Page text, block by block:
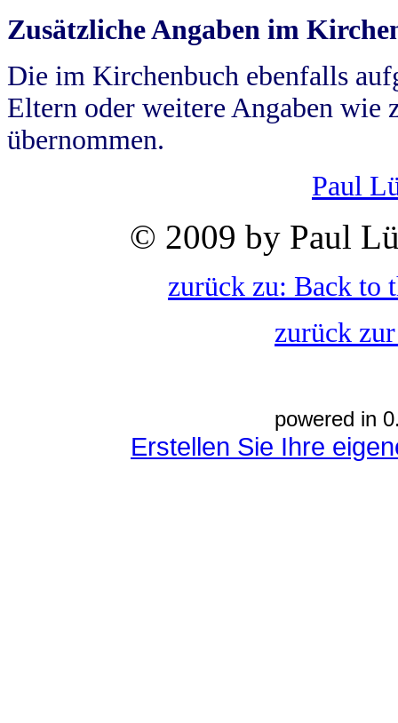
Zusätzliche Angaben im
Die im Kirchenbuch ebenfalls
Eltern oder weitere Angaben wie
übernommen.
Paul
© 2009 by Paul
zurück zu: Back to
zurück
powered in
Erstellen Sie Ihre